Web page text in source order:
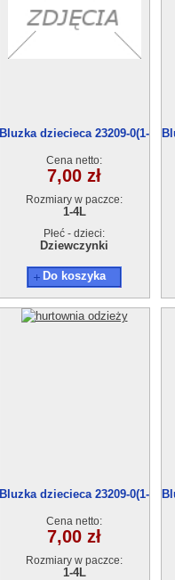
Bluzka dziecieca 23209-0(1-
Cena netto:
7,00 zł
Rozmiary w paczce:
1-4L
Płeć - dzieci:
Dziewczynki
Do koszyka
Bluzka dziecieca 23209-0(1-
Cena netto:
7,00 zł
Rozmiary w paczce:
1-4L